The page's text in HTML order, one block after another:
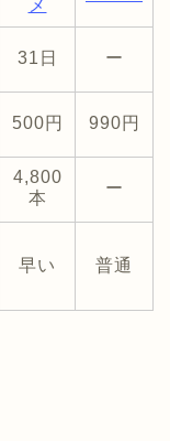
メ
31日 ー
500円 990円
4,800
本
ー
早い 普通